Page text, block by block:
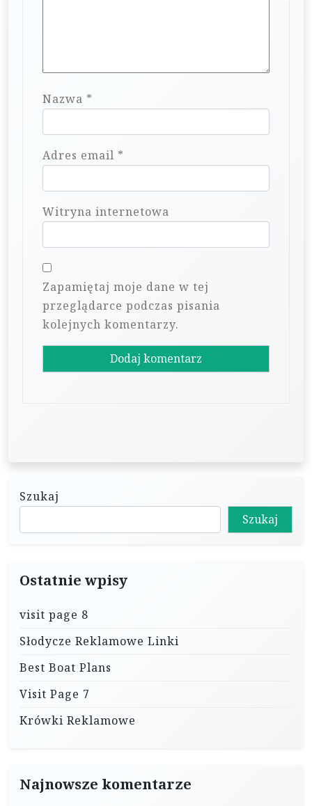
Nazwa *
Adres email *
Witryna internetowa
Zapamiętaj moje dane w tej
przeglądarce podczas pisania
kolejnych komentarzy.
Szukaj
Szukaj
Ostatnie wpisy
visit page 8
Słodycze Reklamowe Linki
Best Boat Plans
Visit Page 7
Krówki Reklamowe
Najnowsze komentarze